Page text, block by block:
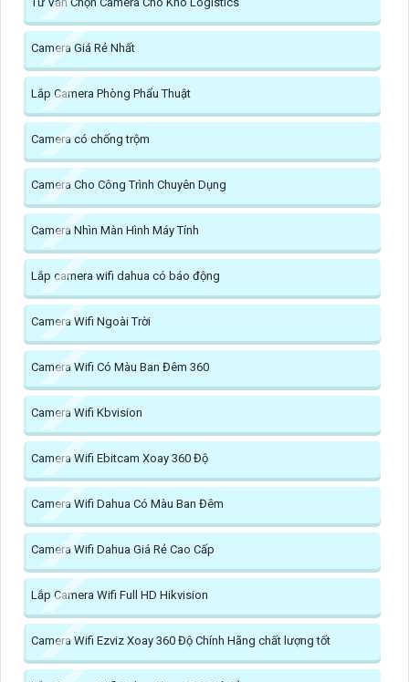
Camera Giá Rẻ Nhất
Lắp Camera Phòng Phẩu Thuật
Camera có chống trộm
Camera Cho Công Trình Chuyên Dụng
Camera Nhìn Màn Hình Máy Tính
Lắp camera wifi dahua có báo động
Camera Wifi Ngoài Trời
Camera Wifi Có Màu Ban Đêm 360
Camera Wifi Kbvision
Camera Wifi Ebitcam Xoay 360 Độ
Camera Wifi Dahua Có Màu Ban Đêm
Camera Wifi Dahua Giá Rẻ Cao Cấp
Lắp Camera Wifi Full HD Hikvision
Camera Wifi Ezviz Xoay 360 Độ Chính Hãng chất lượng tốt